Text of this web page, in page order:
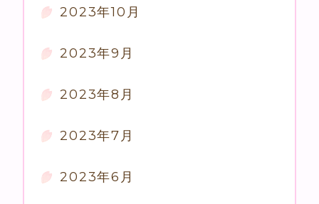
2023年10月
2023年9月
2023年8月
2023年7月
2023年6月